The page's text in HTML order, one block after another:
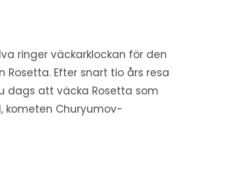
ringer väckarklockan för den
Rosetta. Efter snart tio års resa
dags att väcka Rosetta som
kometen Churyumov-